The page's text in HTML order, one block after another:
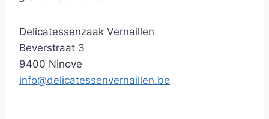
Delicatessenzaak Vernaillen
Beverstraat 3
9400 Ninove
info@delicatessenvernaillen.be